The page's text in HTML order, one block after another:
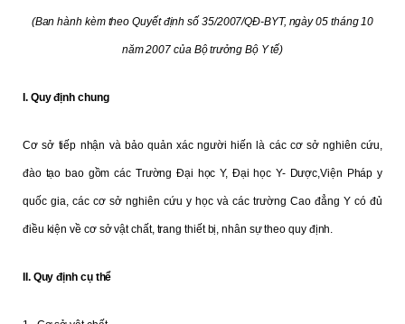
(Ban hành kèm theo Quyết định số 35/2007/QĐ-BYT, ngày 05 tháng 10
năm 2007 của Bộ trưởng Bộ Y tế)
I. Quy định chung
Cơ sở tiếp nhận và bảo quản xác người hiến là các cơ sở nghiên cứu,
đào tạo bao gồm các Trường Đại học Y, Đại học Y- Dược,Viện Pháp y
quốc gia, các cơ sở nghiên cứu y học và các trường Cao đẳng Y có đủ
điều kiện về cơ sở vật chất, trang thiết bị, nhân sự theo quy định.
II. Quy định cụ thể